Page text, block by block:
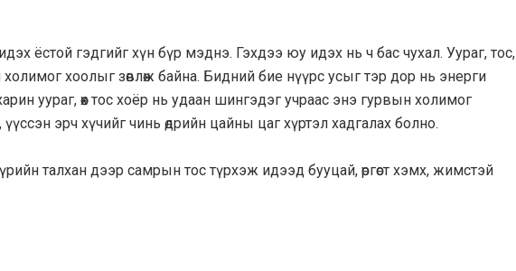
ёстой гэдгийг хүн бүр мэднэ. Гэхдээ юу идэх нь ч бас чухал. Уураг, тос,
хоолыг зөвлөж байна. Бидний бие нүүрс усыг тэр дор нь энерги
уураг, өөх тос хоёр нь удаан шингэдэг учраас энэ гурвын холимог
эрч хүчийг чинь өдрийн цайны цаг хүртэл хадгалах болно.
талхан дээр самрын тос түрхэж идээд бууцай, өргөст хэмх, жимстэй